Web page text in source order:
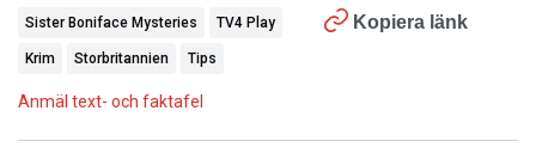
Kopiera länk
Sister Boniface Mysteries TV4 Play
Krim Storbritannien Tips
Anmäl text- och faktafel